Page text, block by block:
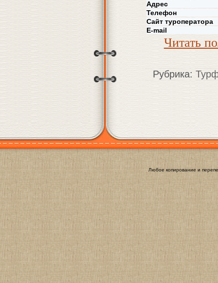
Адрес
Телефон
Сайт туроператора
E-mail
Читать
Рубрика:
Любое копирование и